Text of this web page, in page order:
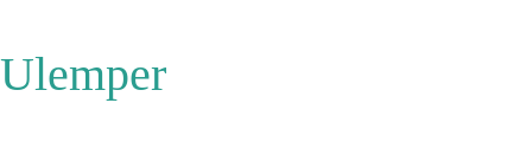
Ulemper